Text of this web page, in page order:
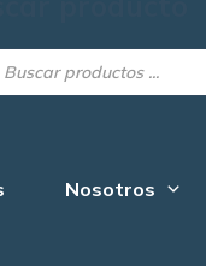
Nosotros